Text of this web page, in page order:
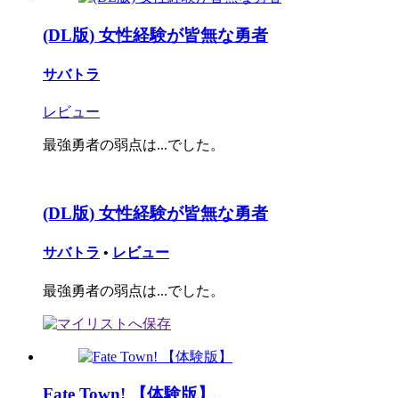
(DL版) 女性経験が皆無な勇者
サバトラ
レビュー
最強勇者の弱点は...でした。
(DL版) 女性経験が皆無な勇者
サバトラ • レビュー
最強勇者の弱点は...でした。